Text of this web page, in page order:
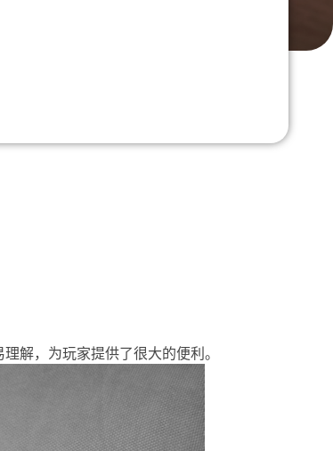
解，为玩家提供了很大的便利。